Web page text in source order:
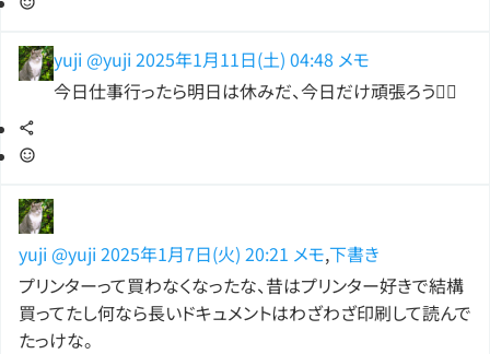
yuji @yuji2025年1月11日(土) 04:48 メモ
今日仕事行ったら明日は休みだ、今日だけ頑張ろう😮‍💨
yuji @yuji2025年1月7日(火) 20:21 メモ,下書き
プリンターって買わなくなったな、昔はプリンター好きで結構
買ってたし何なら長いドキュメントはわざわざ印刷して読んで
たっけな。